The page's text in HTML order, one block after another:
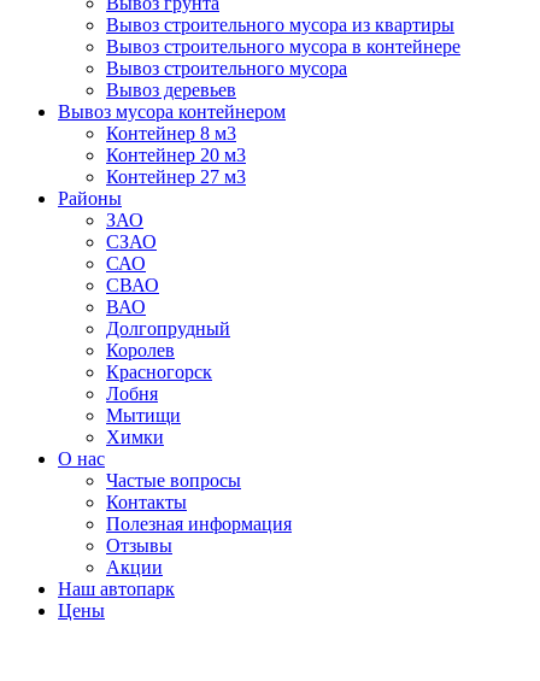
Вывоз строительного мусора из квартиры
Вывоз строительного мусора в контейнере
Вывоз строительного мусора
Вывоз деревьев
Вывоз мусора контейнером
Контейнер 8 м3
Контейнер 20 м3
Контейнер 27 м3
Районы
ЗАО
СЗАО
САО
СВАО
ВАО
Долгопрудный
Королев
Красногорск
Лобня
Мытищи
Химки
О нас
Частые вопросы
Контакты
Полезная информация
Отзывы
Акции
Наш автопарк
Цены